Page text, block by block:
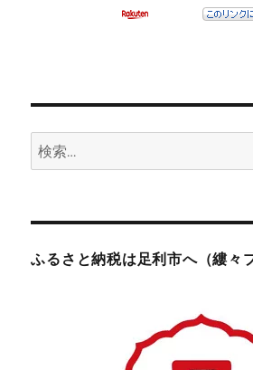
検
索:
ふるさと納税は足利市へ（縷々